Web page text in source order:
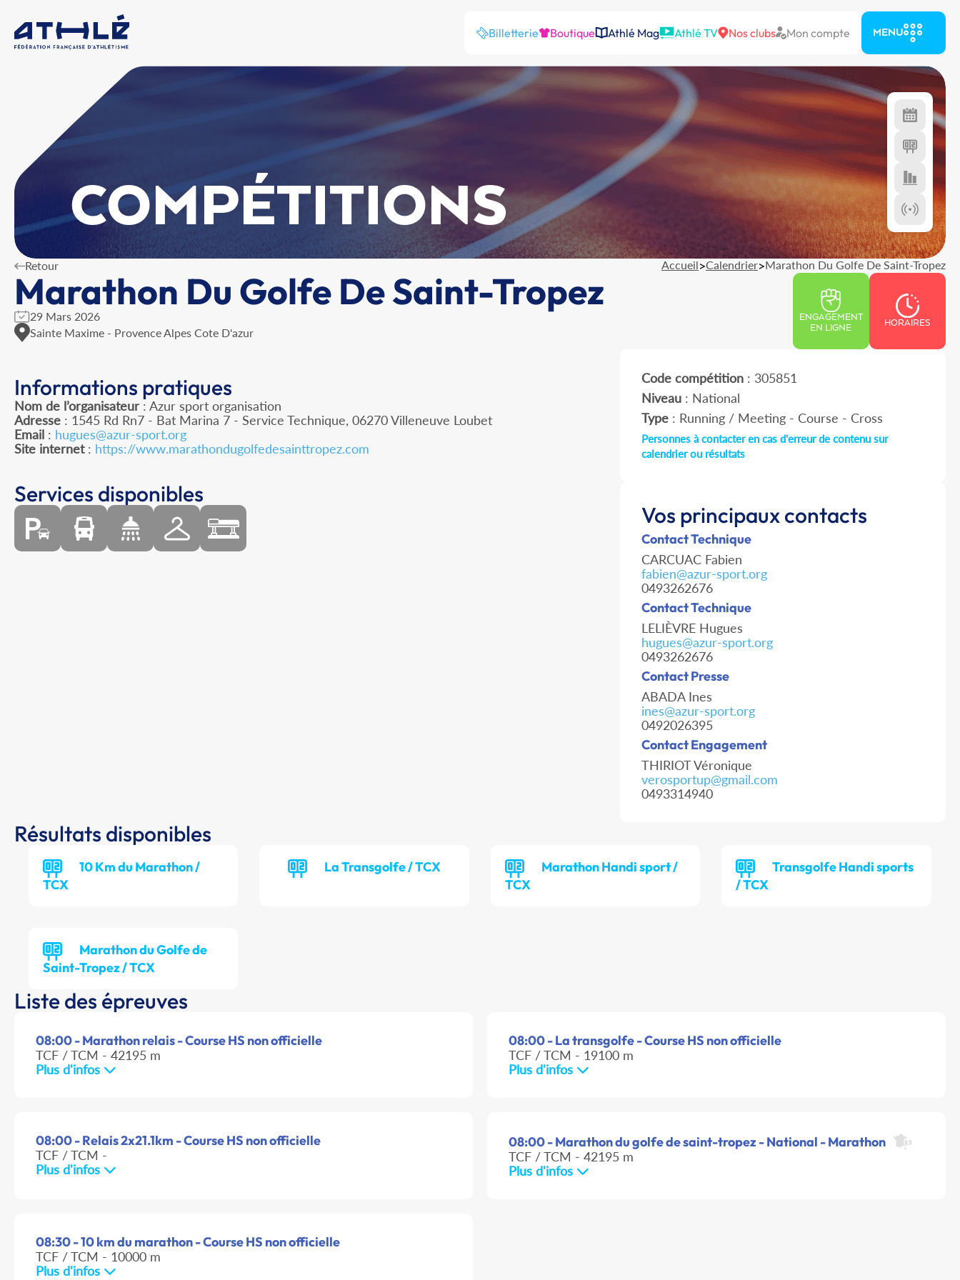
Billetterie Boutique Athlé Mag Athlé TV Nos clubs Mon compte MENU
COMPÉTITIONS
Retour Accueil>Calendrier>Marathon Du Golfe De Saint-Tropez
Marathon Du Golfe De Saint-Tropez
29 Mars 2026
Sainte Maxime - Provence Alpes Cote D'azur
ENGAGEMENT
EN LIGNE
HORAIRES
Informations pratiques
Nom de l’organisateur : Azur sport organisation
Adresse : 1545 Rd Rn7 - Bat Marina 7 - Service Technique, 06270 Villeneuve Loubet
Email : hugues@azur-sport.org
Site internet: https://www.marathondugolfedesainttropez.com
Code compétition: 305851
Niveau: National
Type: Running / Meeting - Course - Cross
Personnes à contacter en cas d'erreur de contenu sur
calendrier ou résultats
Services disponibles
Vos principaux contacts
Contact Technique
CARCUAC Fabien
fabien@azur-sport.org
0493262676
Contact Technique
LELIÈVRE Hugues
hugues@azur-sport.org
0493262676
Contact Presse
ABADA Ines
ines@azur-sport.org
0492026395
Contact Engagement
THIRIOT Véronique
verosportup@gmail.com
0493314940
Résultats disponibles
10 Km du Marathon /
TCX
La Transgolfe / TCX
Marathon Handi sport /
TCX
Transgolfe Handi sports
/ TCX
Marathon du Golfe de
Saint-Tropez / TCX
Liste des épreuves
08:00 - Marathon relais - Course HS non officielle
TCF / TCM - 42195 m
Plus d'infos
08:00 - La transgolfe - Course HS non officielle
TCF / TCM - 19100 m
Plus d'infos
08:00 - Relais 2x21.1km - Course HS non officielle
TCF / TCM -
Plus d'infos
08:00 - Marathon du golfe de saint-tropez - National - Marathon
TCF / TCM - 42195 m
Plus d'infos
08:30 - 10 km du marathon - Course HS non officielle
TCF / TCM - 10000 m
Plus d'infos